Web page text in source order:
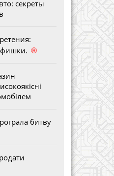
секреты
фишки. ®
битву